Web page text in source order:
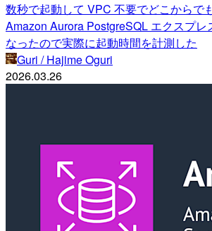
数秒で起動して VPC 不要でどこからで
Amazon Aurora PostgreSQL エクスプレ
なったので実際に起動時間を計測した
Guri / Hajime Oguri
2026.03.26